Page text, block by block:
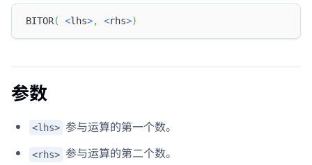
BITOR( <lhs>, <rhs>)
参数
<lhs> 参与运算的第一个数。
<rhs> 参与运算的第二个数。